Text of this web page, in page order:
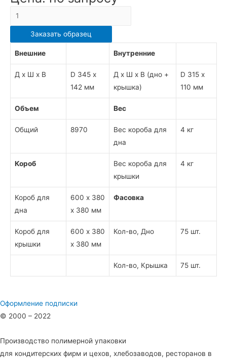
Количество
ТОРТНИЦА
КРУГЛАЯ
33305/33300
Заказать образец
Внешние Внутренние
Д х Ш х В
D 345 х
142 мм
Д х Ш х В (дно +
крышка)
D 315 х
110 мм
Объем Вес
Общий 8970
Вес короба для
дна
4 кг
Короб
Вес короба для
крышки
4 кг
Короб для
дна
600 х 380
х 380 мм
Фасовка
Короб для
крышки
600 х 380
х 380 мм
Кол-во, Дно 75 шт.
Кол-во, Крышка 75 шт.
Оформление подписки
© 2000 – 2022
Производство полимерной упаковки
для кондитерских фирм и цехов, хлебозаводов, ресторанов в